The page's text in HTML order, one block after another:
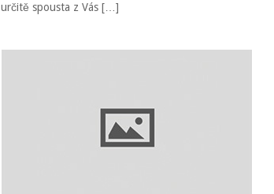
určitě spousta z Vás […]